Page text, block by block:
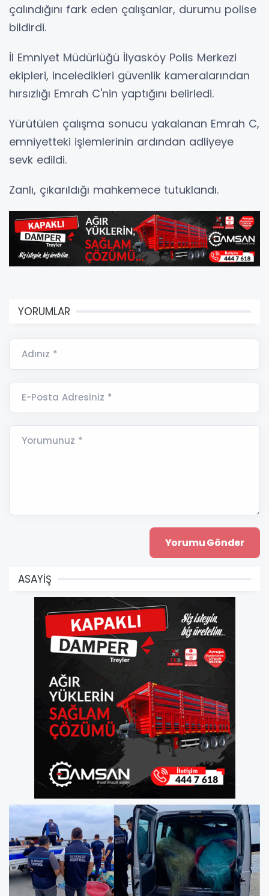
çalındığını fark eden çalışanlar, durumu polise
bildirdi.
İl Emniyet Müdürlüğü İlyasköy Polis Merkezi
ekipleri, inceledikleri güvenlik kameralarından
hırsızlığı Emrah C'nin yaptığını belirledi.
Yürütülen çalışma sonucu yakalanan Emrah C,
emniyetteki işlemlerinin ardından adliyeye
sevk edildi.
Zanlı, çıkarıldığı mahkemece tutuklandı.
YORUMLAR
Adınız *
E-Posta Adresiniz *
Yorumunuz *
ASAYİŞ